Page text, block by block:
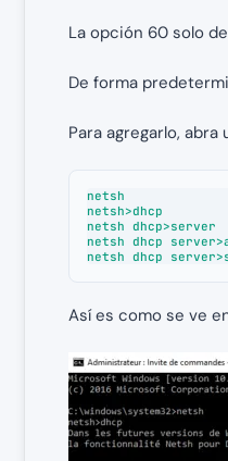
La opción 60 solo
De forma
Para agregarlo,
netsh
netsh>dhcp
netsh dhcp>server
netsh dhcp
netsh dhcp
Así es como se ve